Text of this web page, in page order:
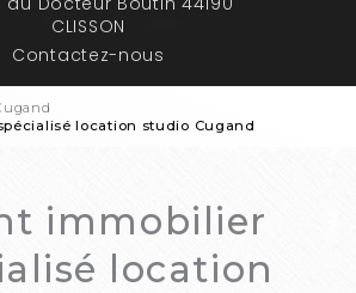
CLISSON
Contactez-nous
location studio Cugand
immobilier
location